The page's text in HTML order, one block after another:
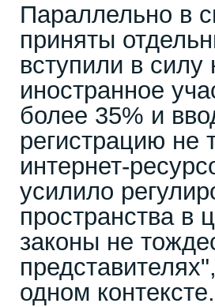
Параллельно в
приняты
вступили в
иностранное
более 35% и
регистрацию
интернет-
усилило
пространства в
законы не
одном контексте.